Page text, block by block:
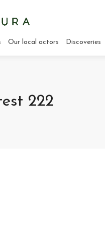
Our local actors Discoveries
222